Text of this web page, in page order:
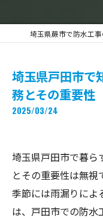
埼玉県戸田市で
務とその重要性
2025/03/24
埼玉県戸田市で暮ら
とその重要性は無
季節には雨漏りによ
は、戸田市での防水